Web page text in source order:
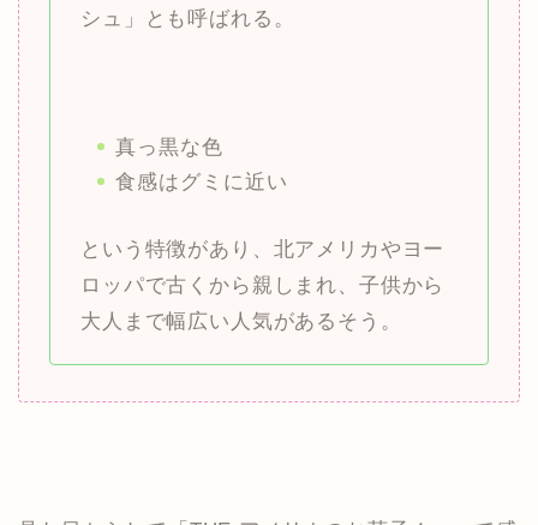
シュ」とも呼ばれる。
真っ黒な色
食感はグミに近い
という特徴があり、北アメリカやヨー
ロッパで古くから親しまれ、子供から
大人まで幅広い人気があるそう。